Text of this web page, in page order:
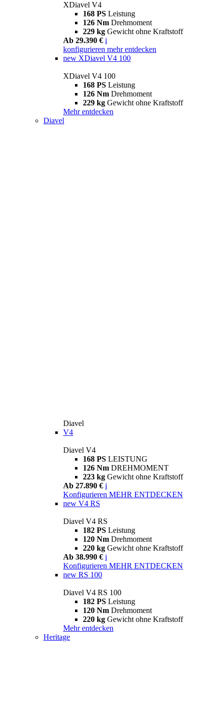
XDiavel V4
168 PS Leistung
126 Nm Drehmoment
229 kg Gewicht ohne Kraftstoff
Ab 29.390 € i
konfigurieren mehr entdecken
new XDiavel V4 100
XDiavel V4 100
168 PS Leistung
126 Nm Drehmoment
229 kg Gewicht ohne Kraftstoff
Mehr entdecken
Diavel
Diavel
V4
Diavel V4
168 PS LEISTUNG
126 Nm DREHMOMENT
223 kg Gewicht ohne Kraftstoff
Ab 27.890 € i
Konfigurieren MEHR ENTDECKEN
new V4 RS
Diavel V4 RS
182 PS Leistung
120 Nm Drehmoment
220 kg Gewicht ohne Kraftstoff
Ab 38.990 € i
Konfigurieren MEHR ENTDECKEN
new RS 100
Diavel V4 RS 100
182 PS Leistung
120 Nm Drehmoment
220 kg Gewicht ohne Kraftstoff
Mehr entdecken
Heritage